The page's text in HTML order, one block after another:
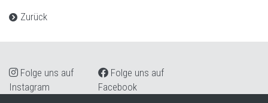
Zurück
Folge uns auf
Instagram
Folge uns auf
Facebook